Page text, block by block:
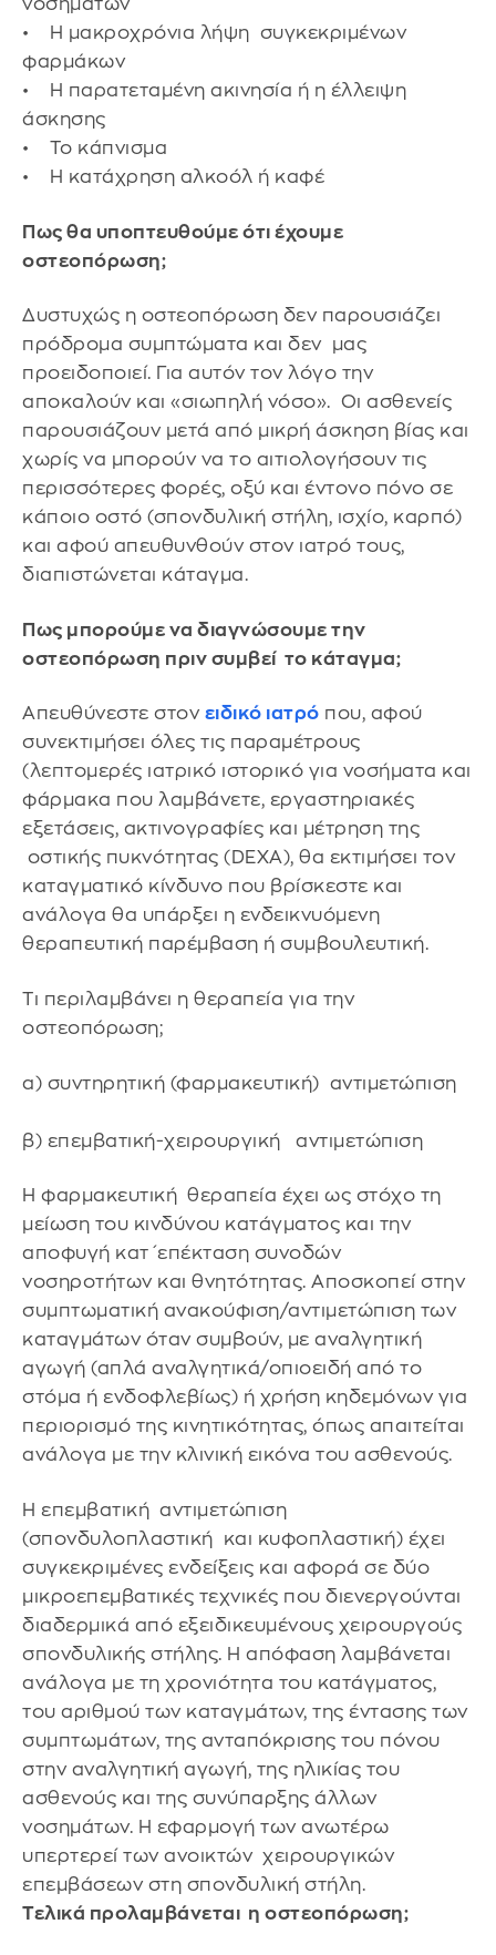
νοσημάτων
• Η μακροχρόνια λήψη συγκεκριμένων
φαρμάκων
• Η παρατεταμένη ακινησία ή η έλλειψη
άσκησης
• Το κάπνισμα
• Η κατάχρηση αλκοόλ ή καφέ
Πως θα υποπτευθούμε ότι έχουμε
οστεοπόρωση;
Δυστυχώς η οστεοπόρωση δεν παρουσιάζει
πρόδρομα συμπτώματα και δεν μας
προειδοποιεί. Για αυτόν τον λόγο την
αποκαλούν και «σιωπηλή νόσο». Οι ασθενείς
παρουσιάζουν μετά από μικρή άσκηση βίας και
χωρίς να μπορούν να το αιτιολογήσουν τις
περισσότερες φορές, οξύ και έντονο πόνο σε
κάποιο οστό (σπονδυλική στήλη, ισχίο, καρπό)
και αφού απευθυνθούν στον ιατρό τους,
διαπιστώνεται κάταγμα.
Πως μπορούμε να διαγνώσουμε την
οστεοπόρωση πριν συμβεί το κάταγμα;
Απευθύνεστε στον ειδικό ιατρό που, αφού
συνεκτιμήσει όλες τις παραμέτρους
(λεπτομερές ιατρικό ιστορικό για νοσήματα και
φάρμακα που λαμβάνετε, εργαστηριακές
εξετάσεις, ακτινογραφίες και μέτρηση της
οστικής πυκνότητας (DEXA), θα εκτιμήσει τον
καταγματικό κίνδυνο που βρίσκεστε και
ανάλογα θα υπάρξει η ενδεικνυόμενη
θεραπευτική παρέμβαση ή συμβουλευτική.
Τι περιλαμβάνει η θεραπεία για την
οστεοπόρωση;
α) συντηρητική (φαρμακευτική) αντιμετώπιση
β) επεμβατική-χειρουργική αντιμετώπιση
Η φαρμακευτική θεραπεία έχει ως στόχο τη
μείωση του κινδύνου κατάγματος και την
αποφυγή κατ΄επέκταση συνοδών
νοσηροτήτων και θνητότητας. Αποσκοπεί στην
συμπτωματική ανακούφιση/αντιμετώπιση των
καταγμάτων όταν συμβούν, με αναλγητική
αγωγή (απλά αναλγητικά/οπιοειδή από το
στόμα ή ενδοφλεβίως) ή χρήση κηδεμόνων για
περιορισμό της κινητικότητας, όπως απαιτείται
ανάλογα με την κλινική εικόνα του ασθενούς.
Η επεμβατική αντιμετώπιση
(σπονδυλοπλαστική και κυφοπλαστική) έχει
συγκεκριμένες ενδείξεις και αφορά σε δύο
μικροεπεμβατικές τεχνικές που διενεργούνται
διαδερμικά από εξειδικευμένους χειρουργούς
σπονδυλικής στήλης. Η απόφαση λαμβάνεται
ανάλογα με τη χρονιότητα του κατάγματος,
του αριθμού των καταγμάτων, της έντασης των
συμπτωμάτων, της ανταπόκρισης του πόνου
στην αναλγητική αγωγή, της ηλικίας του
ασθενούς και της συνύπαρξης άλλων
νοσημάτων. Η εφαρμογή των ανωτέρω
υπερτερεί των ανοικτών χειρουργικών
επεμβάσεων στη σπονδυλική στήλη.
Τελικά προλαμβάνεται η οστεοπόρωση;